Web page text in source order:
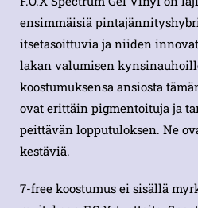
ensimmäisiä
itsetasoittuvia ja niiden
lakan valumisen
koostumuksensa ansiosta
ovat erittäin pigmentoituja ja
peittävän lopputuloksen. Ne
kestäviä.
7-free koostumus ei sisällä